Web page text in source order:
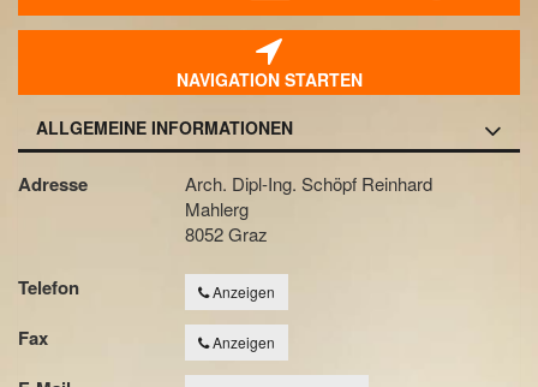
NAVIGATION STARTEN
ALLGEMEINE INFORMATIONEN
Adresse
Arch. Dipl-Ing. Schöpf Reinhard
Mahlerg
8052 Graz
Telefon Anzeigen
Fax Anzeigen